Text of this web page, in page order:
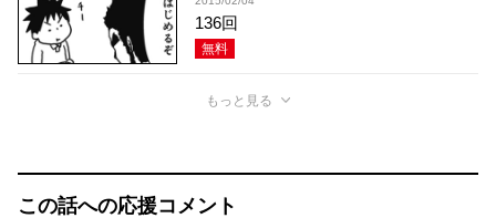
136回
無料
もっと見る
この話への応援コメント